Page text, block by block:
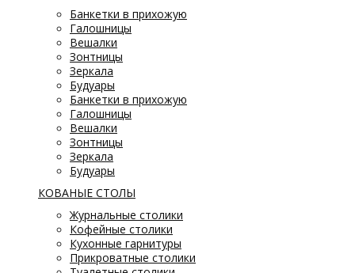
Банкетки в прихожую
Галошницы
Вешалки
Зонтницы
Зеркала
Будуары
Банкетки в прихожую
Галошницы
Вешалки
Зонтницы
Зеркала
Будуары
КОВАНЫЕ СТОЛЫ
Журнальные столики
Кофейные столики
Кухонные гарнитуры
Прикроватные столики